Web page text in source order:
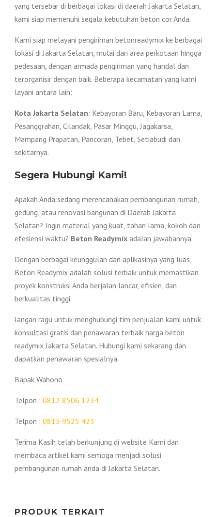
yang tersebar di berbagai lokasi di daerah Jakarta Selatan,
kami siap memenuhi segala kebutuhan beton cor Anda.
Kami siap melayani pengiriman betonreadymix ke berbagai
lokasi di Jakarta Selatan, mulai dari area perkotaan hingga
pedesaan, dengan armada pengiriman yang handal dan
terorganisir dengan baik. Beberapa kecamatan yang kami
layani antara lain:
Kota Jakarta Selatan: Kebayoran Baru, Kebayoran Lama,
Pesanggrahan, Cilandak, Pasar Minggu, Jagakarsa,
Mampang Prapatan, Pancoran, Tebet, Setiabudi dan
sekitarnya.
Segera Hubungi Kami!
Apakah Anda sedang merencanakan pembangunan rumah,
gedung, atau renovasi bangunan di Daerah Jakarta
Selatan? Ingin material yang kuat, tahan lama, kokoh dan
efesiensi waktu? Beton Readymix adalah jawabannya.
Dengan berbagai keunggulan dan aplikasinya yang luas,
Beton Readymix adalah solusi terbaik untuk memastikan
proyek konstruksi Anda berjalan lancar, efisien, dan
berkualitas tinggi.
Jangan ragu untuk menghubungi tim penjualan kami untuk
konsultasi gratis dan penawaran terbaik harga beton
readymix Jakarta Selatan. Hubungi kami sekarang dan
dapatkan penawaran spesialnya.
Bapak Wahono
Telpon : 0812 8506 1234
Telpon : 0815 9525 423
Terima Kasih telah berkunjung di website Kami dan
membaca artikel kami semoga menjadi solusi
pembangunan rumah anda di Jakarta Selatan.
PRODUK TERKAIT